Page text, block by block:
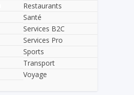
Restaurants
Santé
Services B2C
Services Pro
Sports
Transport
Voyage